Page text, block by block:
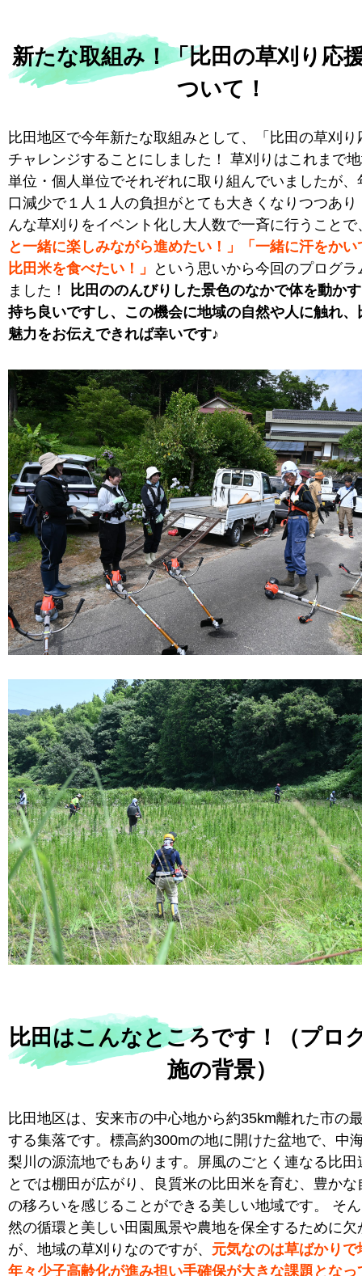
新たな取組み！「比田の草刈り応
ついて！
比田地区で今年新たな取組みとして、「比田の草刈り
チャレンジすることにしました！ 草刈りはこれまで
単位・個人単位でそれぞれに取り組んでいましたが、
口減少で１人１人の負担がとても大きくなりつつあり
んな草刈りをイベント化し大人数で一斉に行うことで
と一緒に楽しみながら進めたい！」「一緒に汗をかい
比田米を食べたい！」
という思いから今回のプログ
ました！
比田ののんびりした景色のなかで体を動か
持ち良いですし、この機会に地域の自然や人に触れ、
魅力をお伝えできれば幸いです♪
比田はこんなところです！（プロ
施の背景）
比田地区は、安来市の中心地から約35km離れた市の
する集落です。標高約300mの地に開けた盆地で、中
梨川の源流地でもあります。屏風のごとく連なる比田
とでは棚田が広がり、良質米の比田米を育む、豊かな
の移ろいを感じることができる美しい地域です。 そ
然の循環と美しい田園風景や農地を保全するために欠
が、地域の草刈りなのですが、 元気なのは草ばかりで
年々少子高齢化が進み担い手確保が大きな課題となっ